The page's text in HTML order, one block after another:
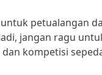
petualangan
jangan ragu
kompetisi